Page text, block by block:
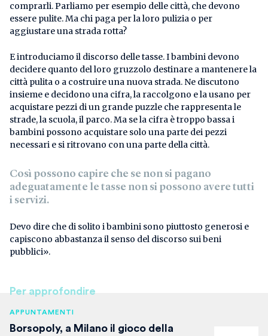
comprarli. Parliamo per esempio delle città, che devono
essere pulite. Ma chi paga per la loro pulizia o per
aggiustare una strada rotta?
E introduciamo il discorso delle tasse. I bambini devono
decidere quanto del loro gruzzolo destinare a mantenere la
città pulita o a costruire una nuova strada. Ne discutono
insieme e decidono una cifra, la raccolgono e la usano per
acquistare pezzi di un grande puzzle che rappresenta le
strade, la scuola, il parco. Ma se la cifra è troppo bassa i
bambini possono acquistare solo una parte dei pezzi
necessari e si ritrovano con una parte della città.
Così possono capire che se non si pagano
adeguatamente le tasse non si possono avere tutti
i servizi.
Devo dire che di solito i bambini sono piuttosto generosi e
capiscono abbastanza il senso del discorso sui beni
pubblici».
Per approfondire
APPUNTAMENTI
Borsopoly, a Milano il gioco della